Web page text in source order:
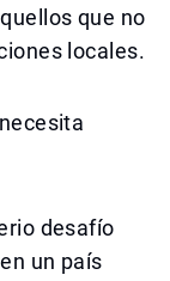
que no
locales.
desafío
un país